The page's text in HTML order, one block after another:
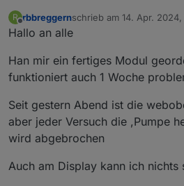
R
Offline
rbbreggernschrieb am 14. Apr. 2024,
zuletzt editiert von
Hallo an alle
Han mir ein fertiges Modul
funktioniert auch 1 Woche
Seit gestern Abend ist die
aber jeder Versuch die ,Pumpe
wird abgebrochen
Auch am Display kann ich nichts